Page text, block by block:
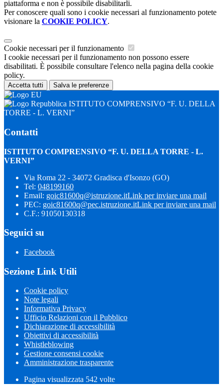
piattaforma e non è possibile disabilitarli.
Per conoscere quali sono i cookie necessari al funzionamento potete
visionare la COOKIE POLICY.
Cookie necessari per il funzionamento
I cookie necessari per il funzionamento non possono essere
disabilitati. È possibile consultare l'elenco nella pagina della cookie
policy.
Accetta tutti Salva le preferenze
ISTITUTO COMPRENSIVO “F. U. DELLA
TORRE - L. VERNI”
Contatti
ISTITUTO COMPRENSIVO “F. U. DELLA TORRE - L.
VERNI”
Via Roma 22 - 34072 Gradisca d'Isonzo (GO)
Tel: 048199160
Email: goic81600q@istruzione.itLink per inviare una mail
PEC: goic81600q@pec.istruzione.itLink per inviare una mail
C.F.: 91050130318
Seguici su
Facebook
Sezione Link Utili
Cookie policy
Note legali
Informativa Privacy
Ufficio Relazioni con il Pubblico
Dichiarazione di accessibilità
Obiettivi di accessibilità
Whistleblowing
Gestione consensi cookie
Amministrazione trasparente
Pagina visualizzata 542 volte